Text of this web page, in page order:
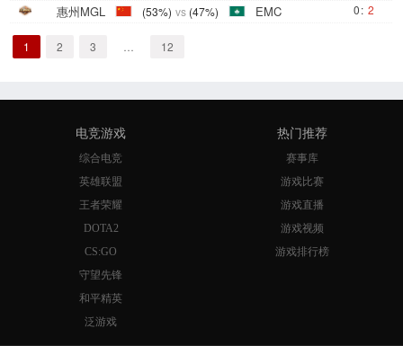
惠州MGL (53%) vs (47%) EMC 0: 2
1 2 3 12
电竞游戏
综合电竞
英雄联盟
王者荣耀
DOTA2
CS:GO
守望先锋
和平精英
泛游戏
热门推荐
赛事库
游戏比赛
游戏直播
游戏视频
游戏排行榜